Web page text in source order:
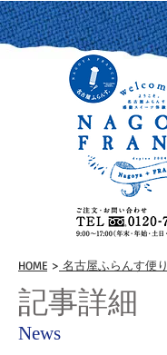
HOME > 名古屋ふらんす便り
記事詳細
News